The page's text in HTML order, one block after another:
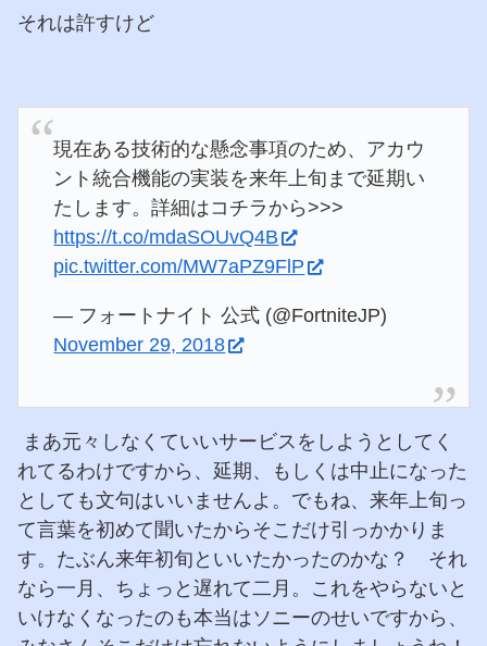
それは許すけど
現在ある技術的な懸念事項のため、アカウ
ント統合機能の実装を来年上旬まで延期い
たします。詳細はコチラから>>>
https://t.co/mdaSOUvQ4B
pic.twitter.com/MW7aPZ9FlP
— フォートナイト 公式 (@FortniteJP)
November 29, 2018
まあ元々しなくていいサービスをしようとしてく
れてるわけですから、延期、もしくは中止になった
としても文句はいいませんよ。でもね、来年上旬っ
て言葉を初めて聞いたからそこだけ引っかかりま
す。たぶん来年初旬といいたかったのかな？ それ
なら一月、ちょっと遅れて二月。これをやらないと
いけなくなったのも本当はソニーのせいですから、